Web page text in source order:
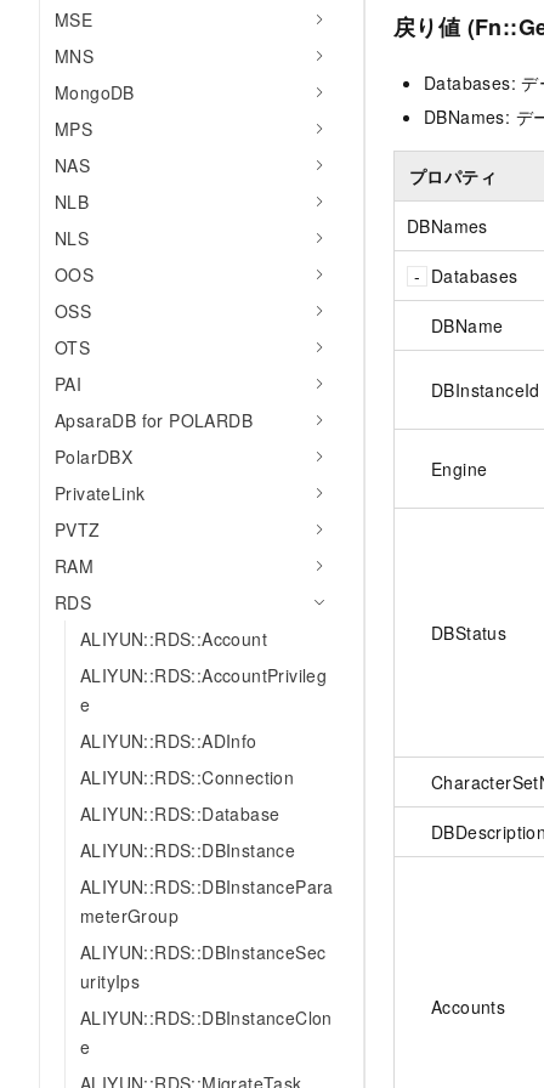
MSE
MNS
MongoDB
MPS
NAS
NLB
NLS
OOS
OSS
OTS
PAI
ApsaraDB for POLARDB
PolarDBX
PrivateLink
PVTZ
RAM
RDS
ALIYUN::RDS::Account
ALIYUN::RDS::AccountPrivileg
e
ALIYUN::RDS::ADInfo
ALIYUN::RDS::Connection
ALIYUN::RDS::Database
ALIYUN::RDS::DBInstance
ALIYUN::RDS::DBInstancePara
meterGroup
ALIYUN::RDS::DBInstanceSec
urityIps
ALIYUN::RDS::DBInstanceClon
e
ALIYUN::RDS::MigrateTask
戻り値
Databases: デ
DBNames: デ
プロパティ
DBNames
Databases
DBName
DBInstanceId
Engine
DBStatus
Accounts